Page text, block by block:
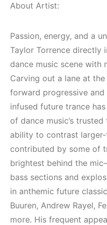
/ Bodrum /
/
/
/
Müzik
2022
Techno,
About Artist:
Passion, energy, and a
Taylor Torrence
dance music scene with
Carving out a lane at
forward progressive
infused future trance
of dance music’s
ability to contrast
contributed by some of
brightest behind the
bass sections and
in anthemic future
Buuren, Andrew Rayel,
more. His frequent